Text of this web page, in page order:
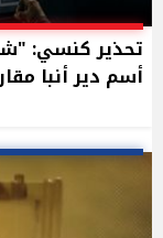
تحذير كنسي:
أسم دير أنبا